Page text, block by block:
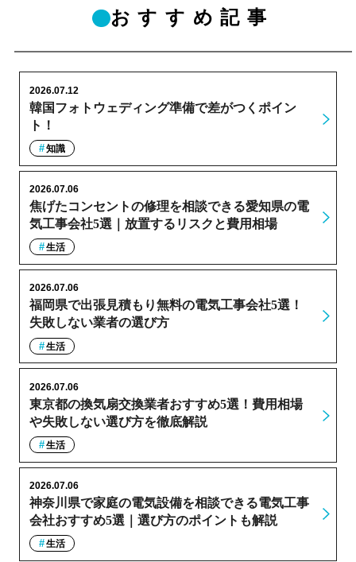
おすすめ記事
韓国フォトウェディング準備で差がつくポイン
ト！
2026.07.12
知識
焦げたコンセントの修理を相談できる愛知県の電
気工事会社5選｜放置するリスクと費用相場
2026.07.06
生活
福岡県で出張見積もり無料の電気工事会社5選！
失敗しない業者の選び方
2026.07.06
生活
東京都の換気扇交換業者おすすめ5選！費用相場
や失敗しない選び方を徹底解説
2026.07.06
生活
神奈川県で家庭の電気設備を相談できる電気工事
会社おすすめ5選｜選び方のポイントも解説
2026.07.06
生活